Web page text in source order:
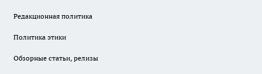
Редакционная политика
Политика этики
Обзорные статьи, релизы